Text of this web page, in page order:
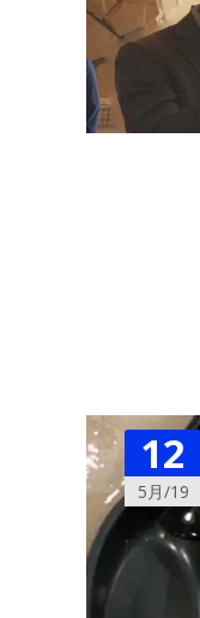
12
5月/19